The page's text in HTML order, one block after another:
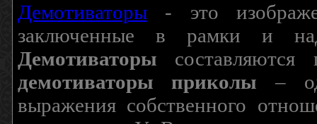
Демотиваторы- это
заключенные в рамки и
Демотиваторы составляются
демотиваторы приколы –
выражения собственного